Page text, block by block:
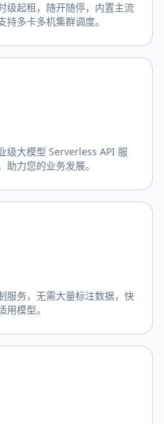
级起租，随开随停，内置主流
多卡多机集群调度。
级大模型 Serverless API 服
力您的业务发展。
服务，无需大量标注数据，快
模型。